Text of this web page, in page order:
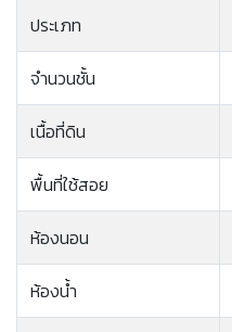
ประเภท
จำนวนชั้น
เนื้อที่ดิน
พื้นที่ใช้สอย
ห้องนอน
ห้องน้ำ